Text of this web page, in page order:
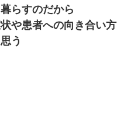
らすのだから
や患者への向き合い方
う